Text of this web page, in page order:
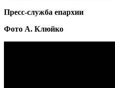
Пресс-служба епархии
Фото А. Клюйко